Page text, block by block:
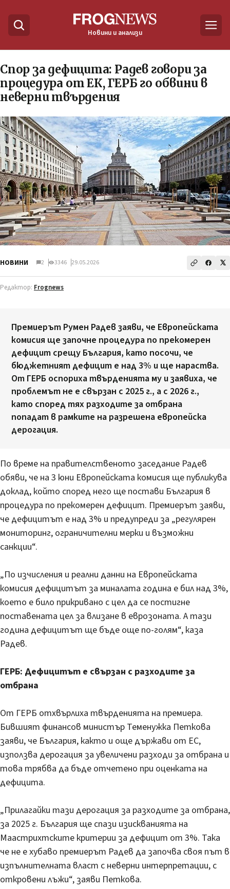
Новини и анализи
Спор за дефицита: Радев говори за
процедура от ЕК, ГЕРБ го обвини в
неверни твърдения
НОВИНИ 2 3346 29.05.2026
Редактор: Frognews
Премиерът Румен Радев заяви, че Европейската
комисия ще започне процедура по прекомерен
дефицит срещу България, като посочи, че
бюджетният дефицит е над 3% и ще нараства.
От ГЕРБ оспориха твърденията му и заявиха, че
проблемът не е свързан с 2025 г., а с 2026 г.,
като според тях разходите за отбрана
попадат в рамките на разрешена европейска
дерогация.
По време на правителственото заседание Радев
обяви, че на 3 юни Европейската комисия ще публикува
доклад, който според него ще постави България в
процедура по прекомерен дефицит. Премиерът заяви,
че дефицитът е над 3% и предупреди за „регулярен
мониторинг, ограничителни мерки и възможни
санкции“.
„По изчисления и реални данни на Европейската
комисия дефицитът за миналата година е бил над 3%,
което е било прикривано с цел да се постигне
поставената цел за влизане в еврозоната. А тази
година дефицитът ще бъде още по-голям“, каза
Радев.
ГЕРБ: Дефицитът е свързан с разходите за
отбрана
От ГЕРБ отхвърлиха твърденията на премиера.
Бившият финансов министър Теменужка Петкова
заяви, че България, както и още държави от ЕС,
използва дерогация за увеличени разходи за отбрана и
това трябва да бъде отчетено при оценката на
дефицита.
„Прилагайки тази дерогация за разходите за отбрана,
за 2025 г. България ще спази изискванията на
Маастрихтските критерии за дефицит от 3%. Така
че не е хубаво премиерът Радев да започва своя път в
изпълнителната власт с неверни интерпретации, с
откровени лъжи“, заяви Петкова.